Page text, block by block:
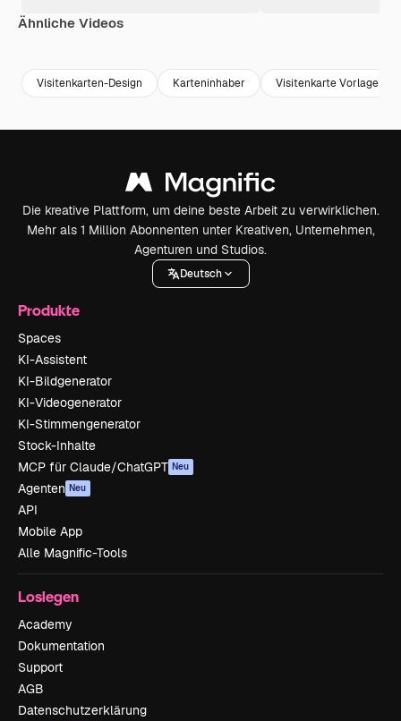
Ähnliche Videos
Visitenkarten-Design Karteninhaber Visitenkarte Vorlage
Die kreative Plattform, um deine beste Arbeit zu verwirklichen.
Mehr als 1 Million Abonnenten unter Kreativen, Unternehmen,
Agenturen und Studios.
Deutsch
Produkte
Spaces
KI-Assistent
KI-Bildgenerator
KI-Videogenerator
KI-Stimmengenerator
Stock-Inhalte
MCP für Claude/ChatGPT Neu
Agenten Neu
API
Mobile App
Alle Magnific-Tools
Loslegen
Academy
Dokumentation
Support
AGB
Datenschutzerklärung